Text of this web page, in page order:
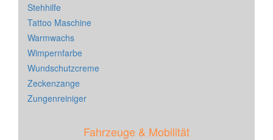
Stehhilfe
Tattoo Maschine
Warmwachs
Wimpernfarbe
Wundschutzcreme
Zeckenzange
Zungenreiniger
Fahrzeuge & Mobilität